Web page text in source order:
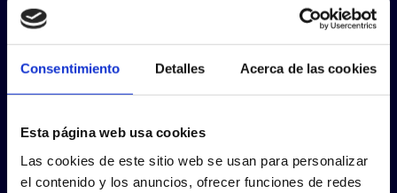
Consentimiento Detalles Acerca de las cookies
Esta página web usa cookies
Las cookies de este sitio web se usan para personalizar
el contenido y los anuncios, ofrecer funciones de redes